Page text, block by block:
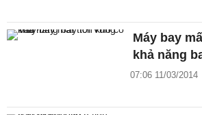
Máy bay
khả năng
07:06 11/03/2014